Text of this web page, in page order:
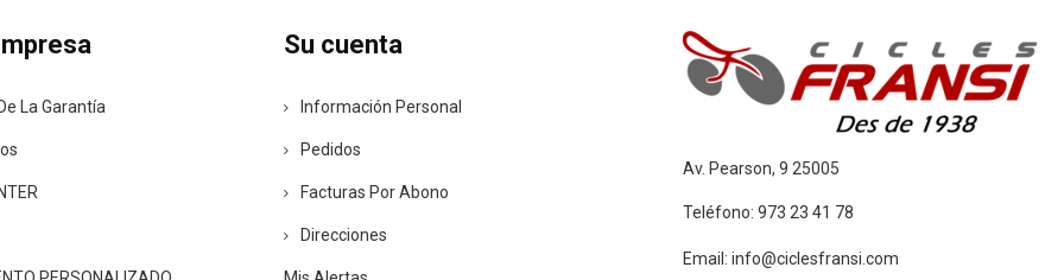
La Garantía
Su cuenta
Información Personal
Pedidos
Facturas Por Abono
Direcciones
Av. Pearson, 9 25005
Teléfono: 973 23 41 78
Email: info@ciclesfransi.com